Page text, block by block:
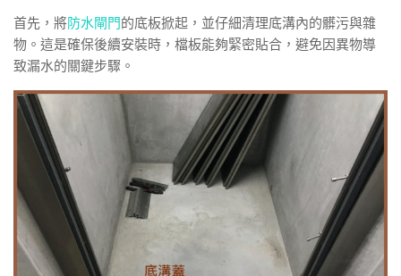
首先，將防水閘門的底板掀起，並仔細清理底溝內的髒污與雜
物。這是確保後續安裝時，檔板能夠緊密貼合，避免因異物導
致漏水的關鍵步驟。